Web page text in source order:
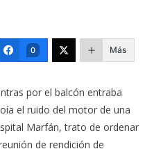
0 Más
por el balcón entraba
el ruido del motor de una
Marfán, trato de ordenar
de rendición de